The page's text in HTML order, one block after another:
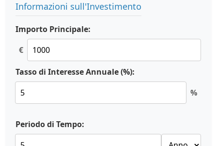
Informazioni sull'Investimento
Importo Principale:
€
Tasso di Interesse Annuale (%):
%
Periodo di Tempo: